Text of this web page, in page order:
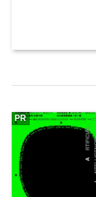
PR